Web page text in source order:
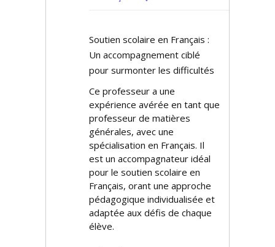
Soutien scolaire en Français :
Un accompagnement ciblé
pour surmonter les difficultés
Ce professeur a une
expérience avérée en tant que
professeur de matières
générales, avec une
spécialisation en Français. Il
est un accompagnateur idéal
pour le soutien scolaire en
Français, offrant une approche
pédagogique individualisée et
adaptée aux défis de chaque
élève.